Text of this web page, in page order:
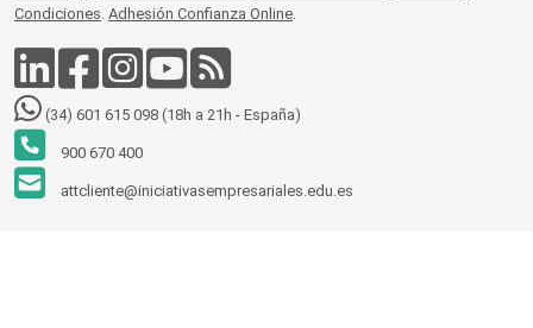
Condiciones Adhesión Confianza Online
(34) 601 615 098 (18h a 21h - España)
900 670 400
attcliente@iniciativasempresariales.edu.es